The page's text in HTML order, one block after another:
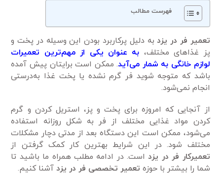
فهرست مطالب
تعمیر فر در یزد به دلیل پرکاربرد بودن این وسیله در پخت و
پز غذا‌های مختلف، به عنوان یکی از مهم‌‌ترین تعمیرات
لوازم خانگی به شمار می‌‌آید. ممکن است برایتان پیش آمده
باشد که متوجه شوید فر گرم نشده یا پخت غذا به‌درستی
انجام نمی‌شود.
از آنجایی که امروزه برای پخت و پز، استریل کردن و گرم
کردن مواد غذایی مختلف از فر به شکل روزانه استفاده
می‌شود، ممکن است این دستگاه بعد از مدتی دچار مشکلات
مختلف شود. در این شرایط بهترین کار کمک گرفتن از
تعمیرکار فر در یزد است. در ادامه مطلب همراه ما باشید تا
شما را بیشتر با حوزه تعمیر تخصصی فر در یزد آشنا کنیم.